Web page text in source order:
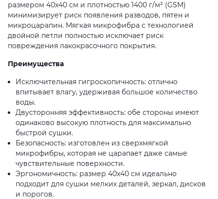
размером 40x40 см и плотностью 1400 г/м² (GSM)
минимизирует риск появления разводов, пятен и
микроцарапин. Мягкая микрофибра с технологией
двойной петли полностью исключает риск
повреждения лакокрасочного покрытия.
Преимущества
Исключительная гигроскопичность: отлично
впитывает влагу, удерживая большое количество
воды.
Двусторонняя эффективность: обе стороны имеют
одинаково высокую плотность для максимально
быстрой сушки.
Безопасность: изготовлен из сверхмягкой
микрофибры, которая не царапает даже самые
чувствительные поверхности.
Эргономичность: размер 40х40 см идеально
подходит для сушки мелких деталей, зеркал, дисков
и порогов.